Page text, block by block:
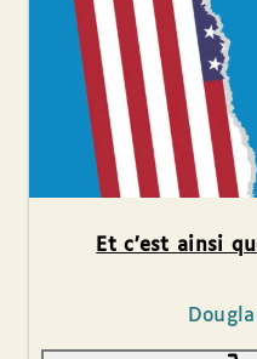
Et c’est ainsi